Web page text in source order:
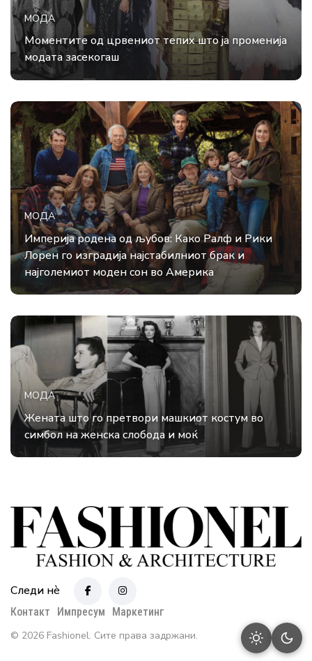
МОДА
Моментите од црвениот тепих што ја променија
модата засекогаш
МОДА
Империја родена од љубов: Како Ралф и Рики
Лорен го изградија најстабилниот брак и
најголемиот моден сон во Америка
МОДА
Жената што го претвори машкиот костум во
симбол на женска слобода и моќ
Следи нè
Контакт Импресум
Маркетинг
© 2026 Fashionel. Сите права задржани.